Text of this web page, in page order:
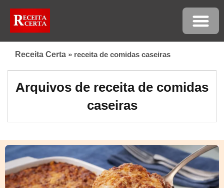
Receita Certa » receita de comidas caseiras
Arquivos de receita de comidas
caseiras